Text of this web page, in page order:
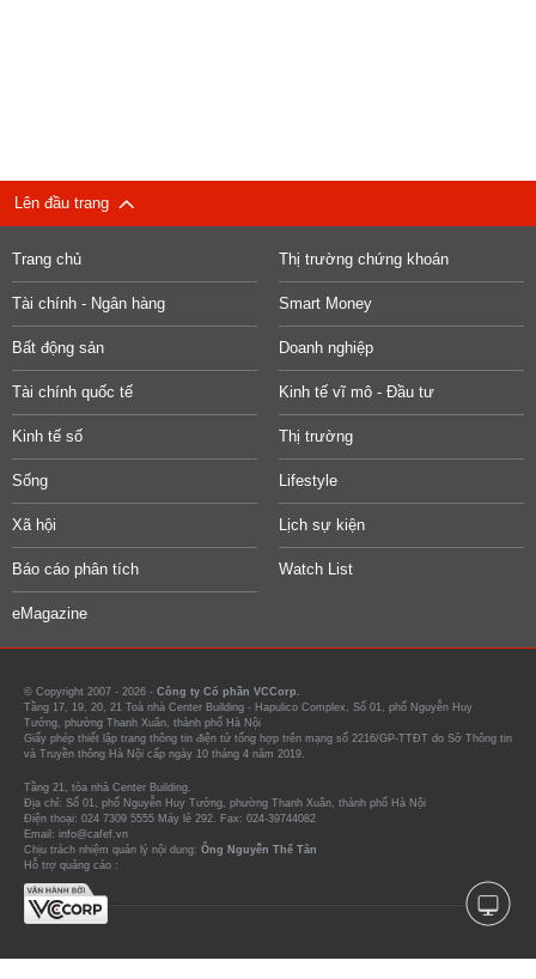
Lên đầu trang
Trang chủ Thị trường chứng khoán
Tài chính - Ngân hàng Smart Money
Bất động sản Doanh nghiệp
Tài chính quốc tế Kinh tế vĩ mô - Đầu tư
Kinh tế số Thị trường
Sống Lifestyle
Xã hội Lịch sự kiện
Báo cáo phân tích Watch List
eMagazine
© Copyright 2007 - 2026 - Công ty Cổ phần VCCorp.
Tầng 17, 19, 20, 21 Toà nhà Center Building - Hapulico Complex, Số 01, phố Nguyễn Huy
Tưởng, phường Thanh Xuân, thành phố Hà Nội
Giấy phép thiết lập trang thông tin điện tử tổng hợp trên mạng số 2216/GP-TTĐT do Sở Thông tin
và Truyền thông Hà Nội cấp ngày 10 tháng 4 năm 2019.
Tầng 21, tòa nhà Center Building.
Địa chỉ: Số 01, phố Nguyễn Huy Tưởng, phường Thanh Xuân, thành phố Hà Nội
Điện thoại: 024 7309 5555 Máy lẻ 292. Fax: 024-39744082
Email: info@cafef.vn
Chịu trách nhiệm quản lý nội dung: Ông Nguyễn Thế Tân
Hỗ trợ quảng cáo :